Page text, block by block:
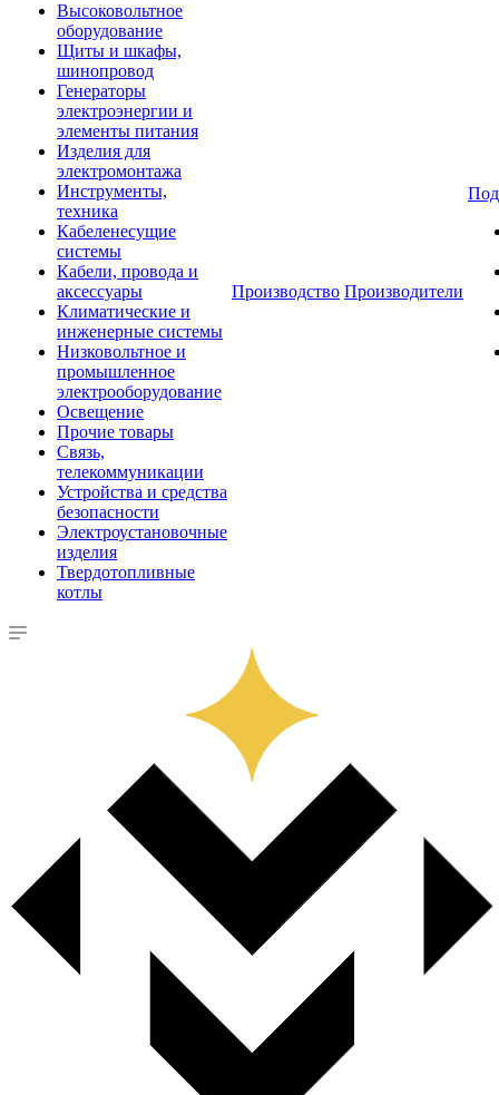
Высоковольтное
оборудование
Щиты и шкафы,
шинопровод
Генераторы
электроэнергии и
элементы питания
Изделия для
электромонтажа
Инструменты,
техника
Кабеленесущие
системы
Кабели, провода и
аксессуары
Климатические и
инженерные системы
Низковольтное и
промышленное
электрооборудование
Освещение
Прочие товары
Связь,
телекоммуникации
Устройства и средства
безопасности
Электроустановочные
изделия
Твердотопливные
котлы
Производство Производители